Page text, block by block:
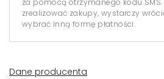
za pomocą otrzymanego kodu
zrealizować zakupy, wystarczy
wybrać inną formę płatności.
Dane producenta